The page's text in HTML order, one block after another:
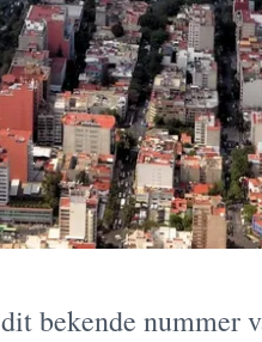
nummer